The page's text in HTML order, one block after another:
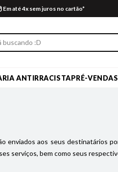
Em até 4x sem juros no cartão*
ANTIRRACISTAPRÉ-VENDA
enviados aos seus destinatários
serviços, bem como seus